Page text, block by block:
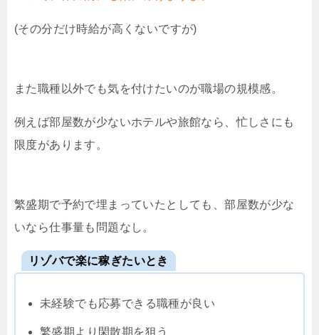
(その分だけ時給が高くないですが)
また職種以外でも気を付けたいのが職場の規模感。
例えば部屋数が少ないホテルや旅館なら、忙しさにも
限度があります。
繁盛期で予約で埋まっていたとしても、部屋数が少な
いなら仕事量も問題なし。
リゾバで楽に稼ぎたいとき
未経験でも応募できる職種が良い
繁盛期より閑散期を狙う